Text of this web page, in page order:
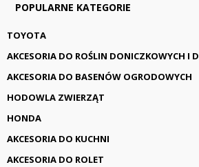
POPULARNE KATEGORIE
TOYOTA
AKCESORIA DO ROŚLIN DONICZKOWYCH I
AKCESORIA DO BASENÓW OGRODOWYCH
HODOWLA ZWIERZĄT
HONDA
AKCESORIA DO KUCHNI
AKCESORIA DO ROLET